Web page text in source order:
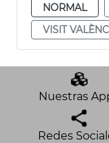
NORMAL
VISIT
Nuestras
Redes